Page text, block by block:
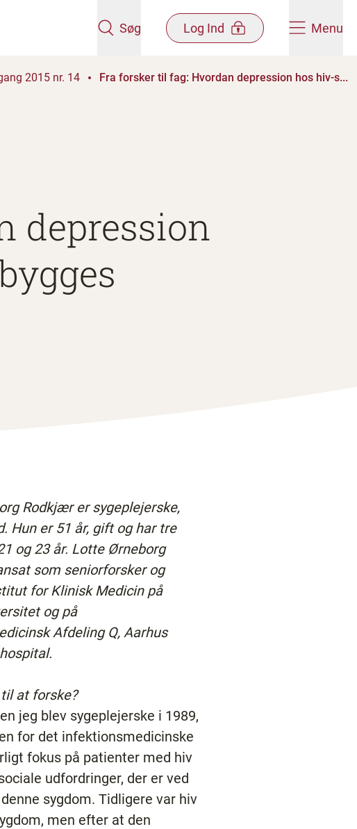
Søg Log Ind Menu
2015 nr. 14 Fra forsker til fag: Hvordan depression hos hiv-s...
depression
Rodkjær er sygeplejerske,
Hun er 51 år, gift og har tre
og 23 år. Lotte Ørneborg
som seniorforsker og
for Klinisk Medicin på
og på
Afdeling Q, Aarhus
at forske?
jeg blev sygeplejerske i 1989,
for det infektionsmedicinske
fokus på patienter med hiv
udfordringer, der er ved
sygdom. Tidligere var hiv
men efter at den